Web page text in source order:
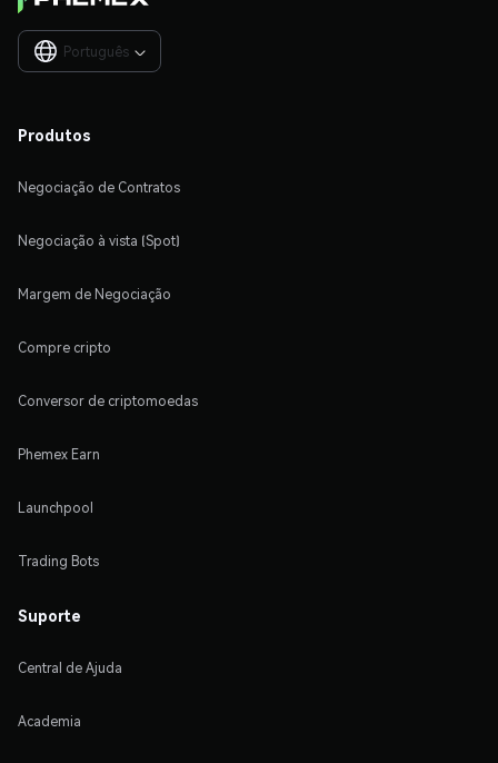
Português 
Produtos
Negociação de Contratos
Negociação à vista (Spot)
Margem de Negociação
Compre cripto
Conversor de criptomoedas
Phemex Earn
Launchpool
Trading Bots
Suporte
Central de Ajuda
Academia